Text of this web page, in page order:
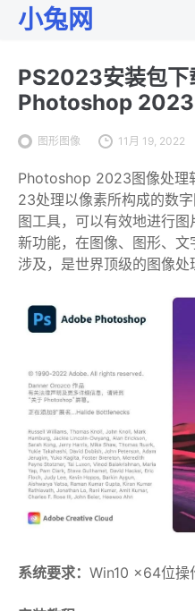
小兔网
PS2023安装包下
Photoshop 2023
图形图像 11月 19, 2022
Photoshop 2023图像处理
23处理以像素所构成的数
图工具，可以有效地进行
新功能，在图像、图形、
涉及，是世界顶级的图像处
系统要求： Win10 x64位操